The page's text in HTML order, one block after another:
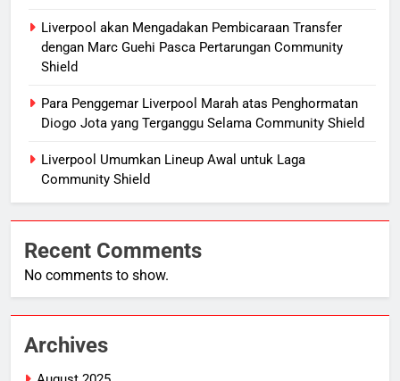
Liverpool akan Mengadakan Pembicaraan Transfer
dengan Marc Guehi Pasca Pertarungan Community
Shield
Para Penggemar Liverpool Marah atas Penghormatan
Diogo Jota yang Terganggu Selama Community Shield
Liverpool Umumkan Lineup Awal untuk Laga
Community Shield
Recent Comments
No comments to show.
Archives